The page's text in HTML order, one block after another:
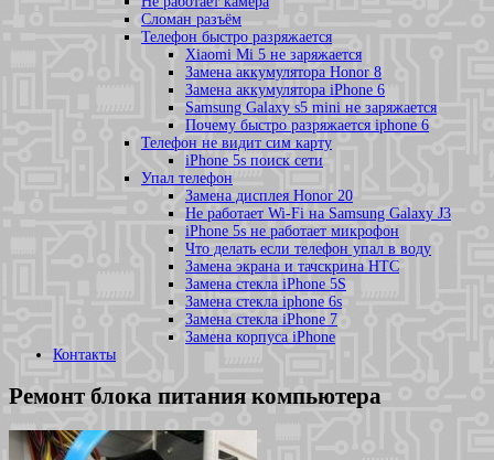
Сломан разъём
Телефон быстро разряжается
Xiaomi Mi 5 не заряжается
Замена аккумулятора Honor 8
Замена аккумулятора iPhone 6
Samsung Galaxy s5 mini не заряжается
Почему быстро разряжается iphone 6
Телефон не видит сим карту
iPhone 5s поиск сети
Упал телефон
Замена дисплея Honor 20
Не работает Wi-Fi на Samsung Galaxy J3
iPhone 5s не работает микрофон
Что делать если телефон упал в воду
Замена экрана и тачскрина HTC
Замена стекла iPhone 5S
Замена стекла iphone 6s
Замена стекла iPhone 7
Замена корпуса iPhone
Контакты
Ремонт блока питания компьютера